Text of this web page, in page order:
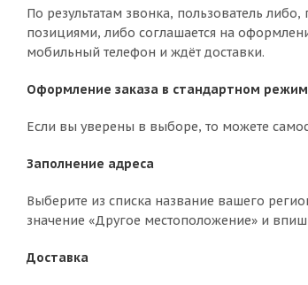
По результатам звонка, пользователь
позициями, либо соглашается на
мобильный телефон и ждёт доставки.
Оформление заказа в стандартном
Если вы уверены в выборе, то можете
Заполнение адреса
Выберите из списка название вашего
значение «Другое местоположение» и
Доставка